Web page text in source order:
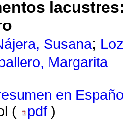
lacustres
Susana;
Margarita
en
(
pdf )